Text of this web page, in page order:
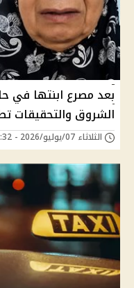
بعد مصرع ابنتها في
الشروق والتحقيقات
الثلاثاء 07/يوليو/2026 - 05:32 م